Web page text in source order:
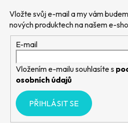
Vložte svůj e-mail a my vám
nových produktech na našem e-
E-mail
Vložením e-mailu souhlasíte s
osobních údajů
PŘIHLÁSIT SE